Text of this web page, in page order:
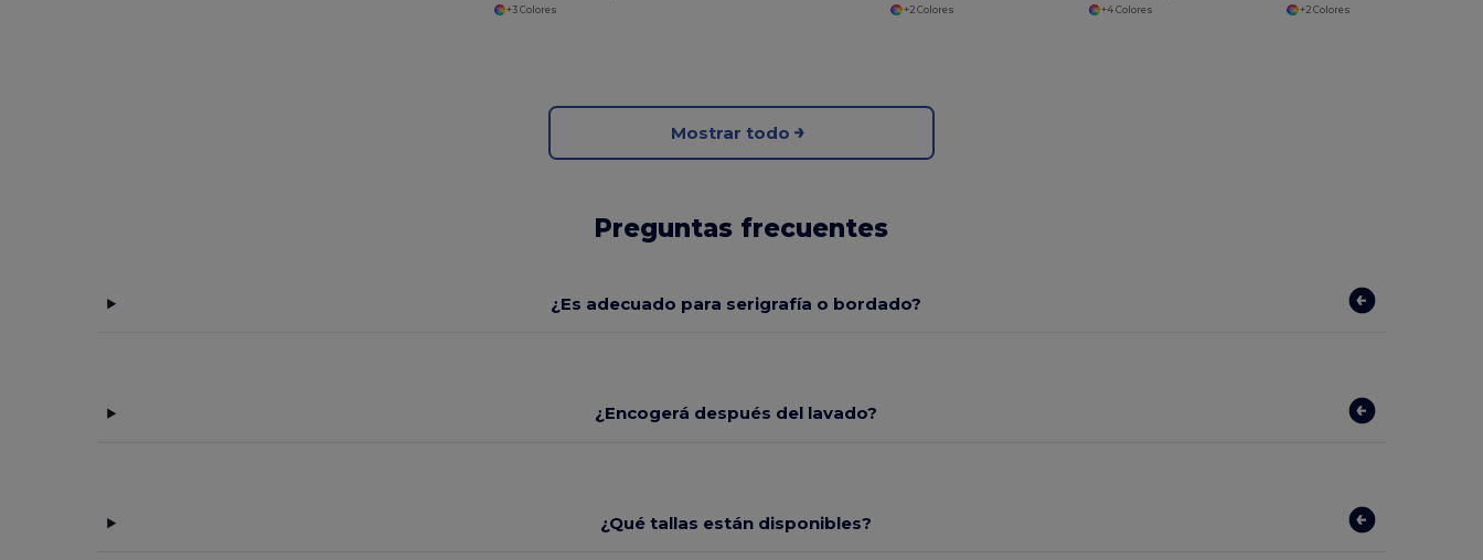
+3 Colores +2 Colores +4 Colores +2 Colores
Mostrar todo
Preguntas frecuentes
¿Es adecuado para serigrafía o bordado?
¿Encogerá después del lavado?
¿Qué tallas están disponibles?